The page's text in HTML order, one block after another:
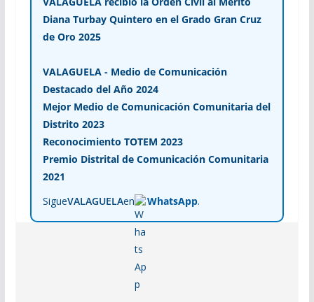
Diana Turbay Quintero en el Grado Gran Cruz
de Oro 2025
VALAGUELA - Medio de Comunicación
Destacado del Año 2024
Mejor Medio de Comunicación Comunitaria del
Distrito 2023
Reconocimiento TOTEM 2023
Premio Distrital de Comunicación Comunitaria
2021
SigueVALAGUELAen WhatsApp.